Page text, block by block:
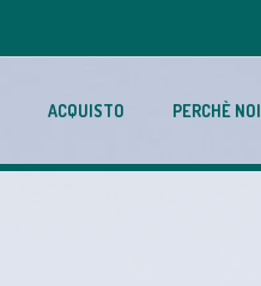
ACQUISTO PERCHÈ NOI